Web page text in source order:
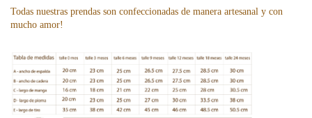
Todas nuestras prendas son confeccionadas de manera artesanal y con
mucho amor!